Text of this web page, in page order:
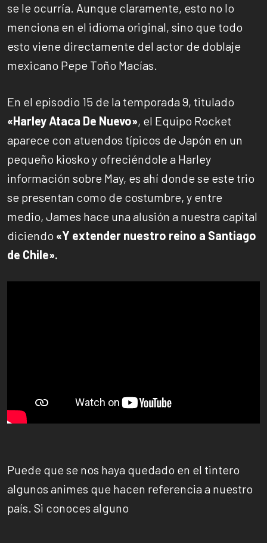
se le ocurría. Aunque claramente, esto no lo
menciona en el idioma original, sino que todo
esto viene directamente del actor de doblaje
mexicano Pepe Toño Macías.
En el episodio 15 de la temporada 9, titulado
«Harley Ataca De Nuevo», el Equipo Rocket
aparece con atuendos típicos de Japón en un
pequeño kiosko y ofreciéndole a Harley
información sobre May, es ahí donde se este trio
se presentan como de costumbre, y entre
medio, James hace una alusión a nuestra capital
diciendo «Y extender nuestro reino a Santiago
de Chile».
Puede que se nos haya quedado en el tintero
algunos animes que hacen referencia a nuestro
país. Si conoces alguno